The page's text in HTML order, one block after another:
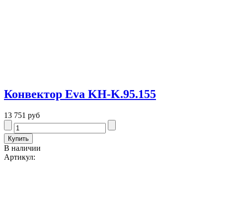
Конвектор Eva KH-K.95.155
13 751 руб
В наличии
Артикул: